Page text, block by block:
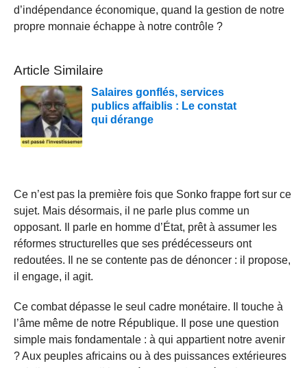
d’indépendance économique, quand la gestion de notre
propre monnaie échappe à notre contrôle ?
Article Similaire
Salaires gonflés, services
publics affaiblis : Le constat
qui dérange
Ce n’est pas la première fois que Sonko frappe fort sur ce
sujet. Mais désormais, il ne parle plus comme un
opposant. Il parle en homme d’État, prêt à assumer les
réformes structurelles que ses prédécesseurs ont
redoutées. Il ne se contente pas de dénoncer : il propose,
il engage, il agit.
Ce combat dépasse le seul cadre monétaire. Il touche à
l’âme même de notre République. Il pose une question
simple mais fondamentale : à qui appartient notre avenir
? Aux peuples africains ou à des puissances extérieures